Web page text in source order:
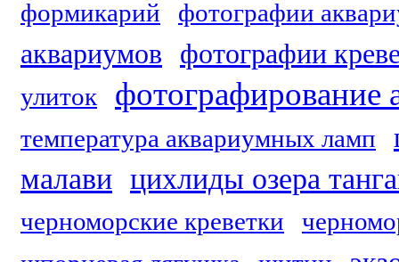
формикарий фотографии
аквариумов фотографии
улиток фотографирование
температура аквариумных ламп
малави цихлиды озера
черноморские креветки